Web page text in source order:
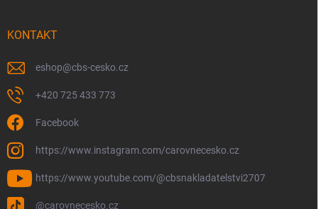
KONTAKT
eshop@cbs-cesko.cz
+420 725 433 773
Facebook
https://www.instagram.com/carovnecesko.cz
https://www.youtube.com/@cbsnakladatelstvi2707
@carovnecesko.cz